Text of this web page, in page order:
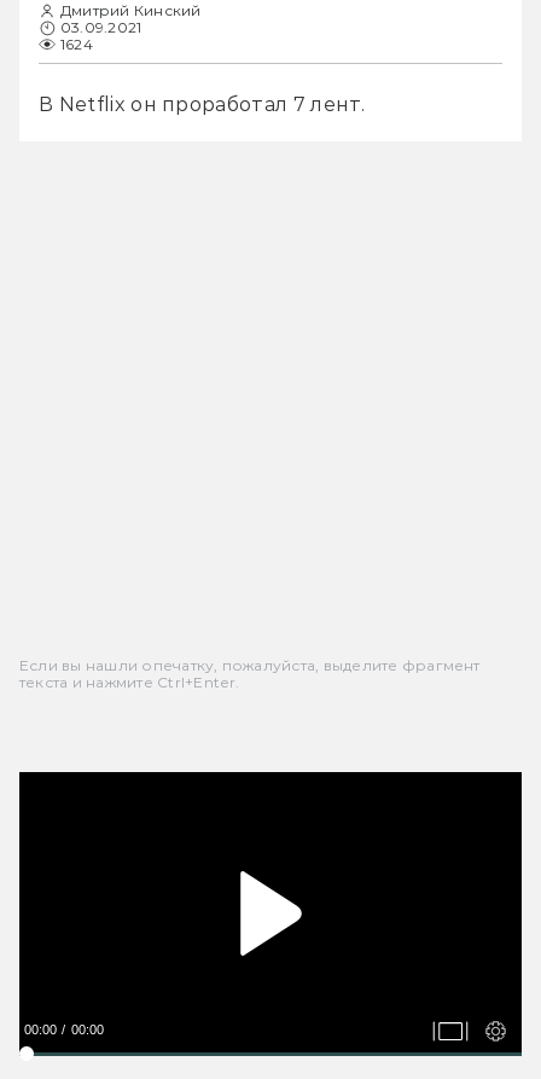
Дмитрий Кинский
03.09.2021
1624
В Netflix он проработал 7 лент.
Если вы нашли опечатку, пожалуйста, выделите фрагмент
текста и нажмите Ctrl+Enter.
00:00 00:00